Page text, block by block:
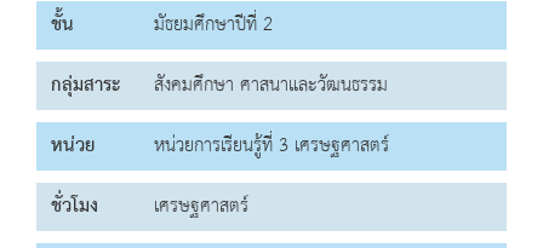
ชั้น
มัธยมศึกษาปีที่ 2
กลุ่มสาระ
สังคมศึกษา ศาสนาและวัฒนธรรม
หน่วย
หน่วยการเรียนรู้ที่ 3 เศรษฐศาสตร์
ชั่วโมง
เศรษฐศาสตร์